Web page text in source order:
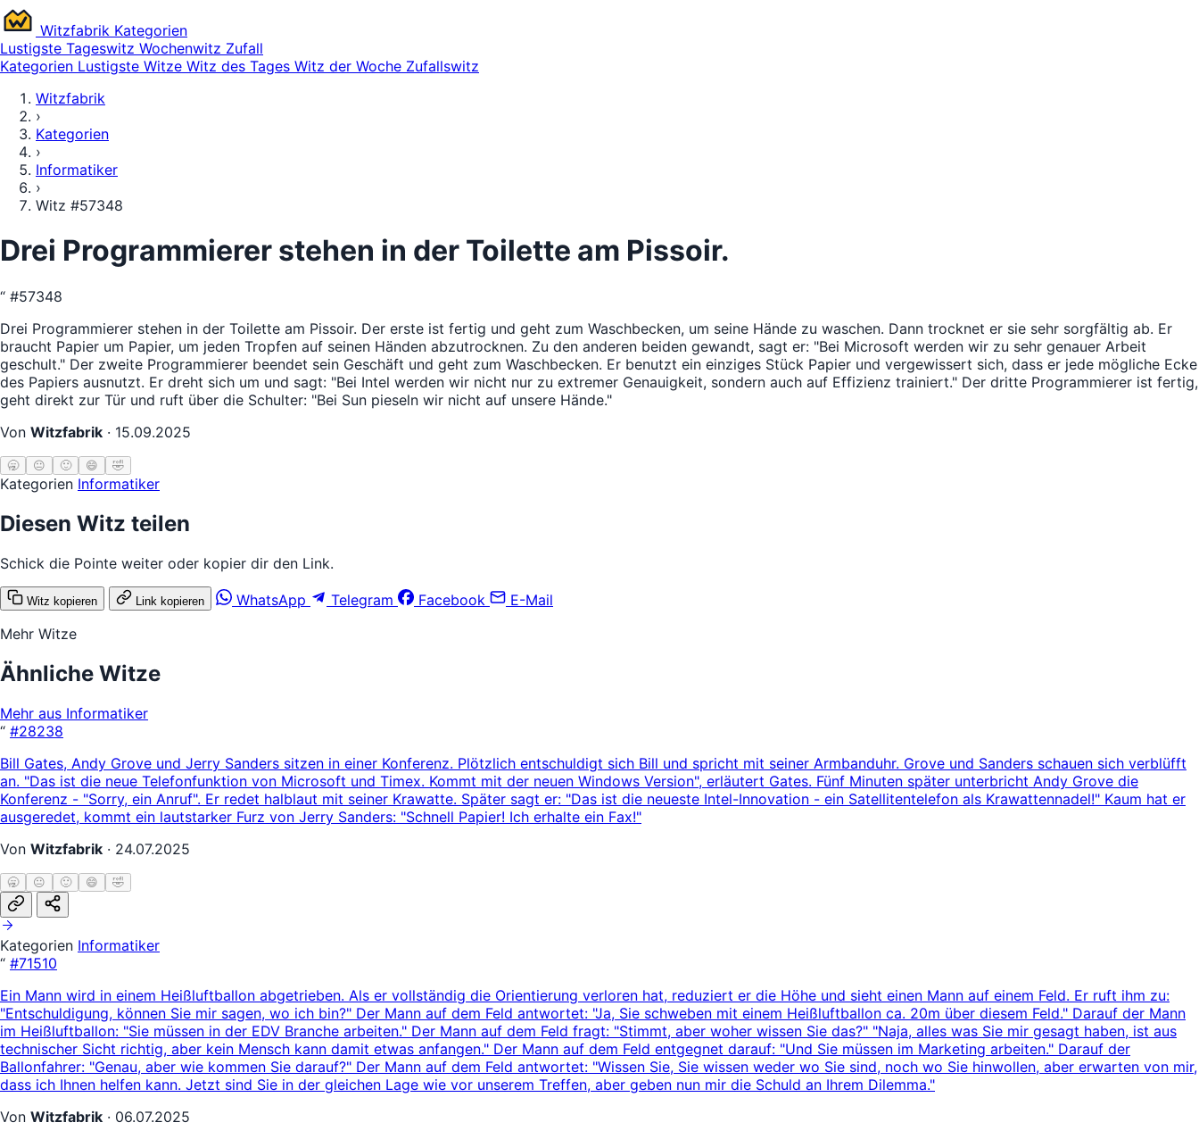
Witzfabrik Kategorien
Lustigste Tageswitz Wochenwitz Zufall
Kategorien Lustigste Witze Witz des Tages Witz der Woche Zufallswitz
Witzfabrik
›
Kategorien
›
Informatiker
›
Witz #57348
Drei Programmierer stehen in der Toilette am Pissoir.
“ #57348
Drei Programmierer stehen in der Toilette am Pissoir. Der erste ist fertig und geht zum Waschbecken, um seine Hände zu waschen. Dann trocknet er sie sehr sorgfältig ab. Er
braucht Papier um Papier, um jeden Tropfen auf seinen Händen abzutrocknen. Zu den anderen beiden gewandt, sagt er: "Bei Microsoft werden wir zu sehr genauer Arbeit
geschult." Der zweite Programmierer beendet sein Geschäft und geht zum Waschbecken. Er benutzt ein einziges Stück Papier und vergewissert sich, dass er jede mögliche Ecke
des Papiers ausnutzt. Er dreht sich um und sagt: "Bei Intel werden wir nicht nur zu extremer Genauigkeit, sondern auch auf Effizienz trainiert." Der dritte Programmierer ist fertig,
geht direkt zur Tür und ruft über die Schulter: "Bei Sun pieseln wir nicht auf unsere Hände."
Von Witzfabrik · 15.09.2025
🥱 😐 🙂 😄 🤣
Kategorien Informatiker
Diesen Witz teilen
Schick die Pointe weiter oder kopier dir den Link.
Witz kopieren Link kopieren WhatsApp Telegram Facebook
E-Mail
Mehr Witze
Ähnliche Witze
Mehr aus Informatiker
“ #28238
Bill Gates, Andy Grove und Jerry Sanders sitzen in einer Konferenz. Plötzlich entschuldigt sich Bill und spricht mit seiner Armbanduhr. Grove und Sanders schauen sich verblüfft
an. "Das ist die neue Telefonfunktion von Microsoft und Timex. Kommt mit der neuen Windows Version", erläutert Gates. Fünf Minuten später unterbricht Andy Grove die
Konferenz - "Sorry, ein Anruf". Er redet halblaut mit seiner Krawatte. Später sagt er: "Das ist die neueste Intel-Innovation - ein Satellitentelefon als Krawattennadel!" Kaum hat er
ausgeredet, kommt ein lautstarker Furz von Jerry Sanders: "Schnell Papier! Ich erhalte ein Fax!"
Von Witzfabrik · 24.07.2025
🥱 😐 🙂 😄 🤣
Kategorien Informatiker
“ #71510
Ein Mann wird in einem Heißluftballon abgetrieben. Als er vollständig die Orientierung verloren hat, reduziert er die Höhe und sieht einen Mann auf einem Feld. Er ruft ihm zu:
"Entschuldigung, können Sie mir sagen, wo ich bin?" Der Mann auf dem Feld antwortet: "Ja, Sie schweben mit einem Heißluftballon ca. 20m über diesem Feld." Darauf der Mann
im Heißluftballon: "Sie müssen in der EDV Branche arbeiten." Der Mann auf dem Feld fragt: "Stimmt, aber woher wissen Sie das?" "Naja, alles was Sie mir gesagt haben, ist aus
technischer Sicht richtig, aber kein Mensch kann damit etwas anfangen." Der Mann auf dem Feld entgegnet darauf: "Und Sie müssen im Marketing arbeiten." Darauf der
Ballonfahrer: "Genau, aber wie kommen Sie darauf?" Der Mann auf dem Feld antwortet: "Wissen Sie, Sie wissen weder wo Sie sind, noch wo Sie hinwollen, aber erwarten von mir,
dass ich Ihnen helfen kann. Jetzt sind Sie in der gleichen Lage wie vor unserem Treffen, aber geben nun mir die Schuld an Ihrem Dilemma."
Von Witzfabrik · 06.07.2025